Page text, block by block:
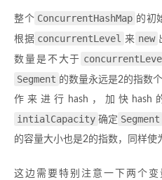
整个 ConcurrentHashMap 的初
根据 concurrentLevel 来 new
数量是不大于
Segment 的数量永远是2的指数
作来进行hash，加快
intialCapacity 确定 Segment
的容量大小也是2的指数，同样使
这边需要特别注意一下两个变